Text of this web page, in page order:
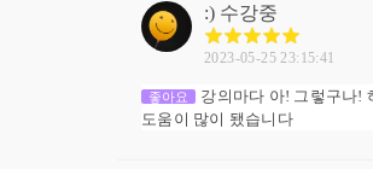
:) 수강중
2023-05-25 23:15:41
좋아요
강의마다 아! 그렇구나!
도움이 많이 됐습니다